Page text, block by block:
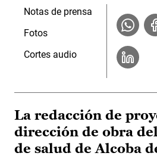
Notas de prensa
Fotos
Cortes audio
La redacción de
dirección de obra
de salud de Alcoba